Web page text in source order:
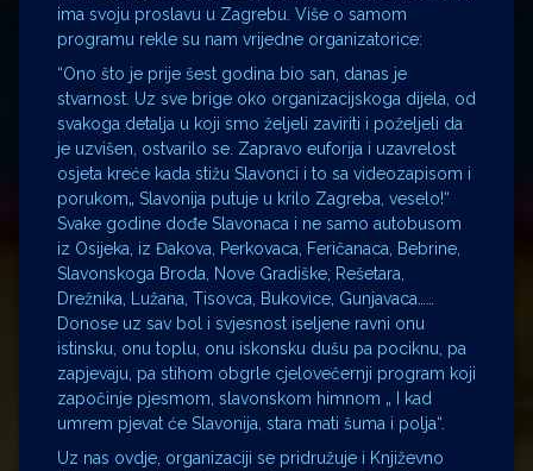
ima svoju proslavu u Zagrebu. Više o samom
programu rekle su nam vrijedne organizatorice:
“Ono što je prije šest godina bio san, danas je
stvarnost. Uz sve brige oko organizacijskoga dijela, od
svakoga detalja u koji smo željeli zaviriti i poželjeli da
je uzvišen, ostvarilo se. Zapravo euforija i uzavrelost
osjeta kreće kada stižu Slavonci i to sa videozapisom i
porukom„ Slavonija putuje u krilo Zagreba, veselo!“
Svake godine dođe Slavonaca i ne samo autobusom
iz Osijeka, iz Đakova, Perkovaca, Feričanaca, Bebrine,
Slavonskoga Broda, Nove Gradiške, Rešetara,
Drežnika, Lužana, Tisovca, Bukovice, Gunjavaca……
Donose uz sav bol i svjesnost iseljene ravni onu
istinsku, onu toplu, onu iskonsku dušu pa pociknu, pa
zapjevaju, pa stihom obgrle cjelovečernji program koji
započinje pjesmom, slavonskom himnom „ I kad
umrem pjevat će Slavonija, stara mati šuma i polja“.
Uz nas ovdje, organizaciji se pridružuje i Književno